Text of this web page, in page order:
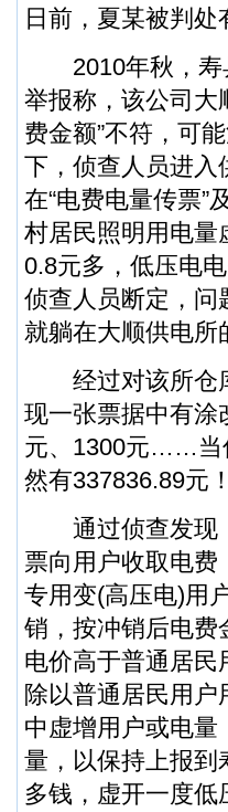
日前，夏某被判处
2010年秋，寿
举报称，该公司大
费金额”不符，可
下，侦查人员进入
在“电费电量传票”
村居民照明用电量
0.8元多，低压电
侦查人员断定，问
就躺在大顺供电所
经过对该所仓库
现一张票据中有涂
元、1300元……当
然有337836.89元！
通过侦查发现，
票向用户收取电
专用变(高压电)用
销，按冲销后电费
电价高于普通居民
除以普通居民用
中虚增用户或电
量，以保持上报到
多钱，虚开一度低